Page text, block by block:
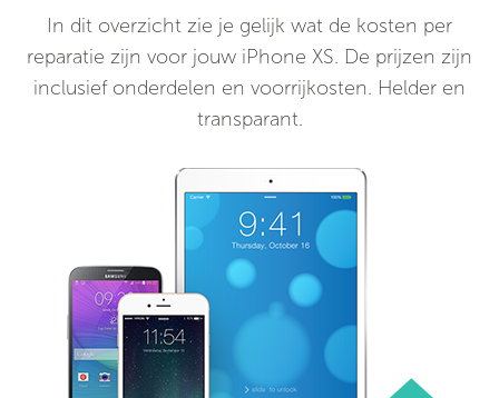
In dit overzicht zie je gelijk wat de kosten per
reparatie zijn voor jouw iPhone XS. De prijzen zijn
inclusief onderdelen en voorrijkosten. Helder en
transparant.